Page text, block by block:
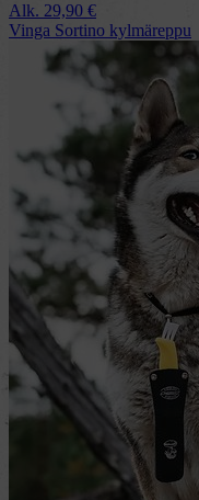
Alk. 29,90 €
Vinga Sortino kylmäreppu